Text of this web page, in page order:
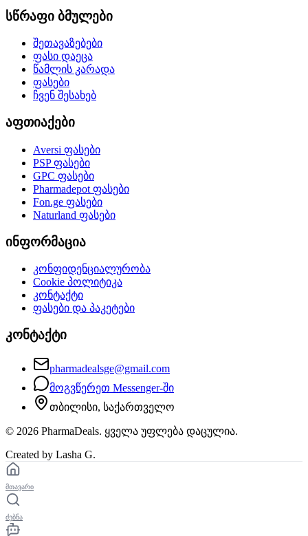
სწრაფი ბმულები
შეთავაზებები
ფასი დაეცა
წამლის კარადა
ფასები
ჩვენ შესახებ
აფთიაქები
Aversi ფასები
PSPფასები
GPC ფასები
Pharmadepot ფასები
Fon.ge ფასები
Naturland ფასები
ინფორმაცია
კონფიდენციალურობა
Cookie პოლიტიკა
კონტაქტი
ფასები და პაკეტები
კონტაქტი
pharmadealsge@gmail.com
მოგვწერეთ Messenger-ში
თბილისი, საქართველო
© 2026 PharmaDeals. ყველა უფლება დაცულია.
Created by Lasha G.
მთავარი
ძებნა